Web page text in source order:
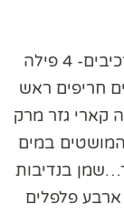
דגים חריפים לשבת עם חומוס. הרכיבים- 4 פילה
אדומים 4 פלפלים חריפים ראש
קארי גזר מרק
במים
בנדיבות
ארבע פלפלים